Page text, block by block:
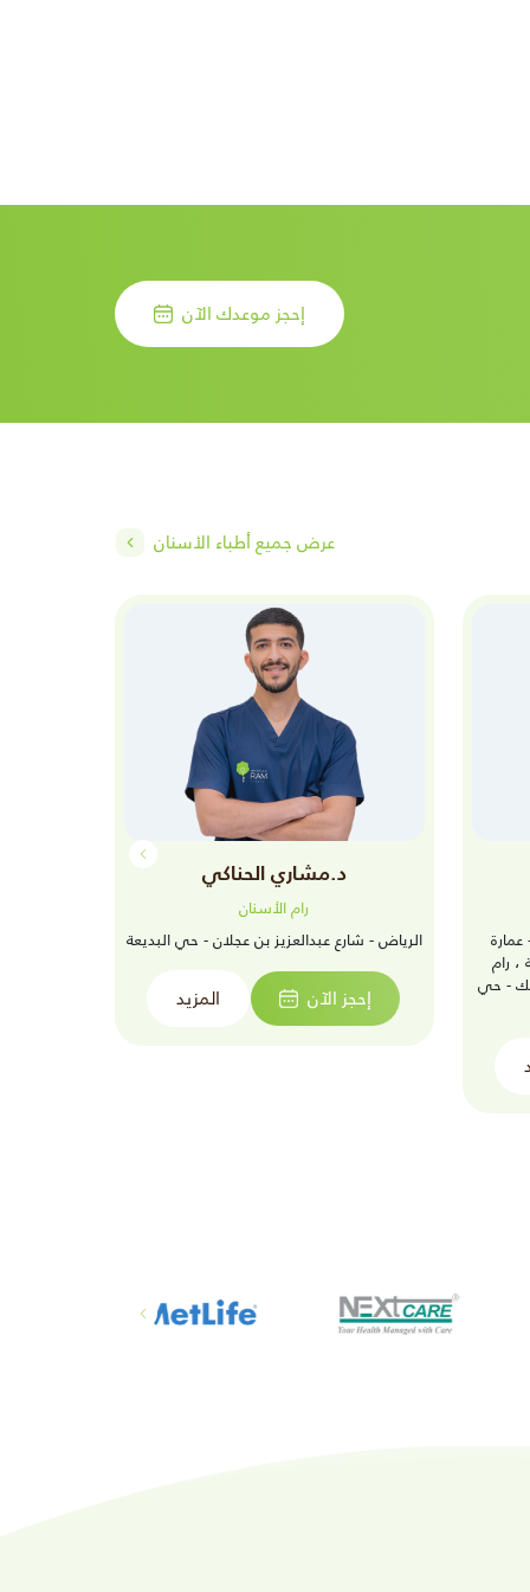
إحجز موعدك الآن
عرض جميع أطباء الأسنان
، رام
- حي
د.مشاري الحناكي
رام الأسنان
الرياض - شارع عبدالعزيز بن عجلان - حي البديعة
إحجز الآن المزيد